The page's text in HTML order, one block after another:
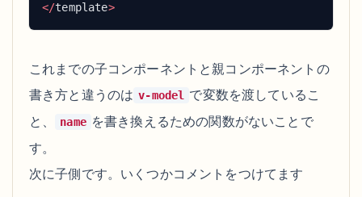
</template >
これまでの子コンポーネントと親コンポーネントの
書き方と違うのは v-model で変数を渡しているこ
と、
name を書き換えるための関数がないことで
す。
次に子側です。いくつかコメントをつけてます